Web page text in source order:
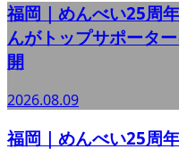
福岡｜めんべい25周
んがトップサポータ
開
2026.08.09
福岡｜めんべい25周